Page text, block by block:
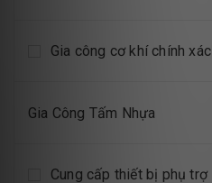
Gia công cơ khí chính xác
Gia Công Tấm Nhựa
Cung cấp thiết bị phụ trợ